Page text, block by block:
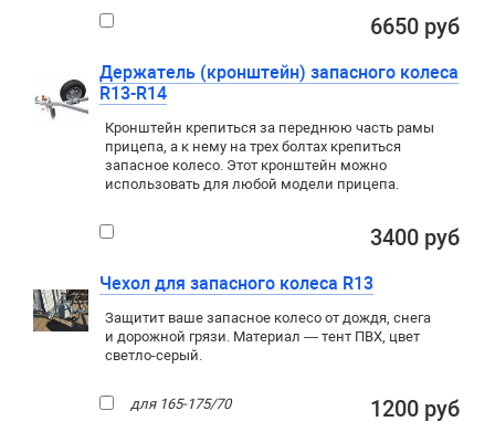
6650 руб
Держатель (кронштейн) запасного колеса
R13-R14
Кронштейн крепиться за переднюю часть рамы
прицепа, а к нему на трех болтах крепиться
запасное колесо. Этот кронштейн можно
использовать для любой модели прицепа.
3400 руб
Чехол для запасного колеса R13
Защитит ваше запасное колесо от дождя, снега
и дорожной грязи. Материал — тент ПВХ, цвет
светло-серый.
для 165-175/70 1200 руб